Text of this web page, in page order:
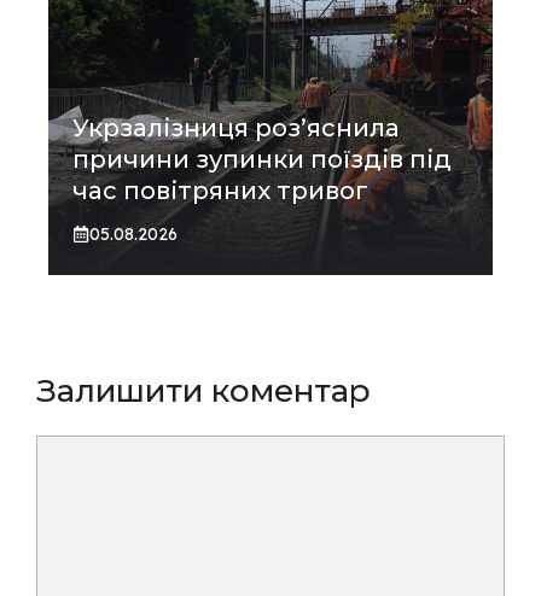
Укрзалізниця роз’яснила
причини зупинки поїздів під
час повітряних тривог
05.08.2026
Залишити коментар